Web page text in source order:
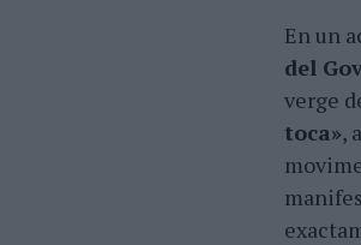
En un
del
verge
toca»,